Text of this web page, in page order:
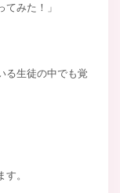
みた！」
る生徒の中でも覚
。